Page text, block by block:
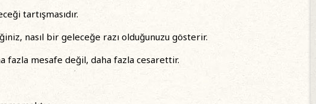
tartışmasıdır.
nasıl bir geleceğe razı olduğunuzu gösterir.
fazla mesafe değil, daha fazla cesarettir.